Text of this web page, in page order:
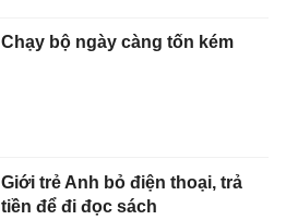
Chạy bộ ngày càng tốn kém
Giới trẻ Anh bỏ điện thoại, trả
tiền để đi đọc sách